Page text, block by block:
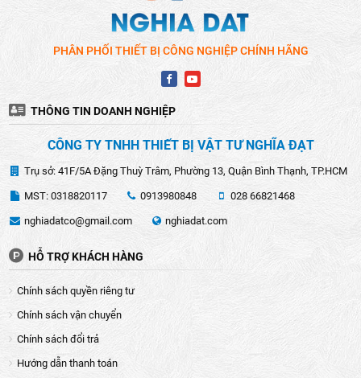
PHÂN PHỐI THIẾT BỊ CÔNG NGHIỆP CHÍNH HÃNG
THÔNG TIN DOANH NGHIỆP
CÔNG TY TNHH THIẾT BỊ VẬT TƯ NGHĨA ĐẠT
Trụ sở: 41F/5A Đặng Thuỳ Trâm, Phường 13, Quận Bình Thạnh, TP.HCM
MST: 0318820117 0913980848 028 66821468
nghiadatco@gmail.com nghiadat.com
HỖ TRỢ KHÁCH HÀNG
Chính sách quyền riêng tư
Chính sách vận chuyển
Chính sách đổi trả
Hướng dẫn thanh toán